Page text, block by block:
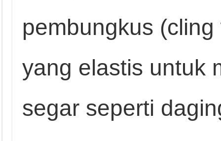
pembungkus
yang elastis untuk
segar seperti